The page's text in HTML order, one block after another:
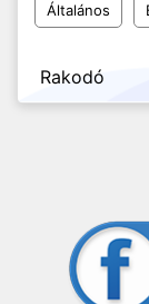
Általános
Rakodó